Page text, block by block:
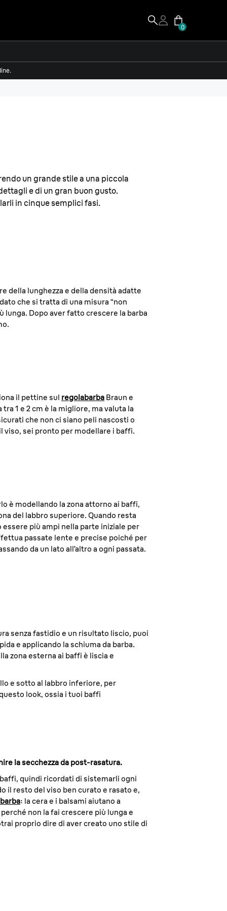
0
un grande stile a una piccola
e di un gran buon gusto.
in cinque semplici fasi.
della lunghezza e della densità adatte
che si tratta di una misura “non
lunga. Dopo aver fatto crescere la barba
il pettine sul regolabarbaBraun e
1 e 2 cm è la migliore, ma valuta la
che non ci siano peli nascosti o
viso, sei pronto per modellare i baffi.
è modellando la zona attorno ai baffi,
del labbro superiore. Quando resta
essere più ampi nella parte iniziale per
passate lente e precise poiché per
da un lato all’altro a ogni passata.
senza fastidio e un risultato liscio, puoi
e applicando la schiuma da barba.
zona esterna ai baffi è liscia e
e sotto al labbro inferiore, per
look, ossia i tuoi baffi
la secchezza da post-rasatura.
quindi ricordati di sistemarli ogni
il resto del viso ben curato e rasato e,
: la cera e i balsami aiutano a
non la fai crescere più lunga e
proprio dire di aver creato uno stile di